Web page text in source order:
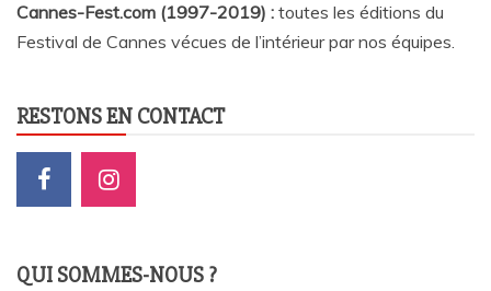
Cannes-Fest.com (1997-2019) : toutes les éditions du
Festival de Cannes vécues de l’intérieur par nos équipes.
RESTONS EN CONTACT
QUI SOMMES-NOUS ?